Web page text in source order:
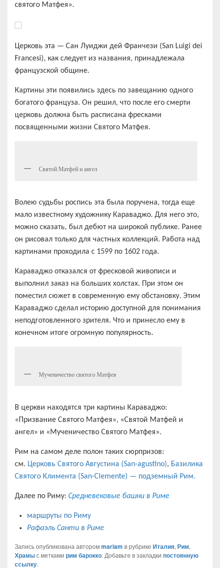
святого Матфея».
Церковь эта — Сан Луиджи дей Франчези (San Luigi dei
Francesi), как следует из названия, принадлежала
французской общине.
Картины эти появились здесь по завещанию одного
богатого француза. Он решил, что после его смерти
церковь должна быть расписана фресками
посвященными жизни Святого Матфея.
Святой Матфей и ангел
Волею судьбы роспись эта была поручена, тогда еще
мало известному художнику Караваджо. Для него это,
можно сказать, был дебют на широкой публике. Ранее
он рисовал только для частных коллекций. Работа над
картинами проходила с 1599 по 1602 года.
Караваджо отказался от фресковой живописи и
выполнил заказ на больших холстах. При этом он
поместил сюжет в современную ему обстановку. Этим
Караваджо сделал историю доступной для понимания
неподготовленного зрителя. Что и принесло ему в
конечном итоге огромную популярность.
Мученичество святого Матфея
В церкви находятся три картины Караваджо:
«Призвание Святого Матфея», «Святой Матфей и
ангел» и «Мученичество Святого Матфея».
Рим на самом деле полон таких сюрпризов:
см. Церковь Святого Августина (San-agustino), Базилика
Святого Климента (San-Clemente) — подземный Рим.
Далее по Риму: Средневековые башни в Риме
маршруты по Риму
Рафаэль Санти в Риме
Запись опубликована авторомmariam в рубрике Италия, Рим,
Храмыс метками рим барокко. Добавьте в закладки постоянную
ссылку.